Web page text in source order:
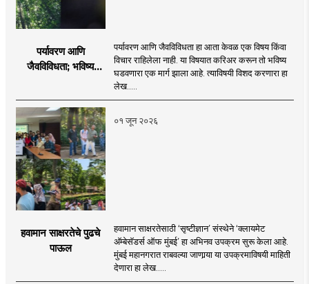
पर्यावरण आणि
जैवविविधता; भविष्य
पर्यावरण आणि जैवविविधता हा आता केवळ एक विषय किंवा
विचार राहिलेला नाही. या विषयात करिअर करून तो भविष्य
घडवणारा एक मार्ग झाला आहे. त्याविषयी विशद करणारा हा
लेख.....
०१ जून २०२६
हवामान साक्षरतेचे पुढचे
पाऊल
हवामान साक्षरतेसाठी ‘सृष्टीज्ञान’ संस्थेने ‘क्लायमेट
अ‍ॅम्बेसॅडर्स ऑफ मुंबई’ हा अभिनव उपक्रम सुरू केला आहे.
मुंबई महानगरात राबवल्या जाणार्‍या या उपक्रमाविषयी माहिती
देणारा हा लेख.....